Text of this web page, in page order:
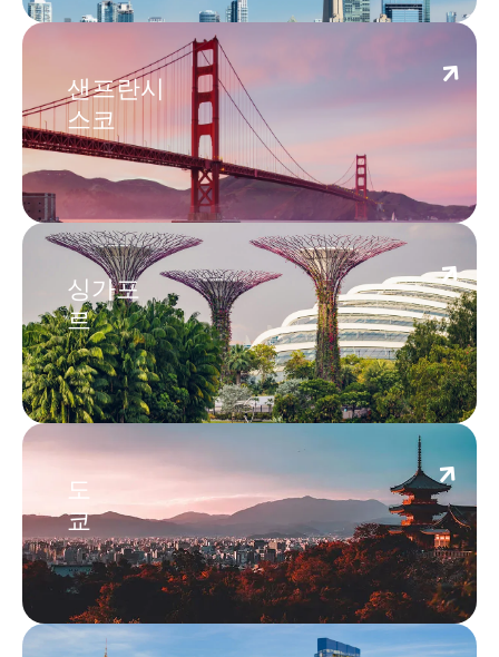
San Francisco
샌프란시
스코
Singapore
싱가포
르
Tokyo
도
쿄